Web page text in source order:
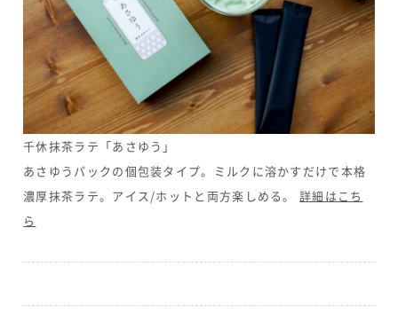
千休抹茶ラテ「あさゆう」
あさゆうパックの個包装タイプ。ミルクに溶かすだけで本格
濃厚抹茶ラテ。アイス/ホットと両方楽しめる。詳細はこち
ら